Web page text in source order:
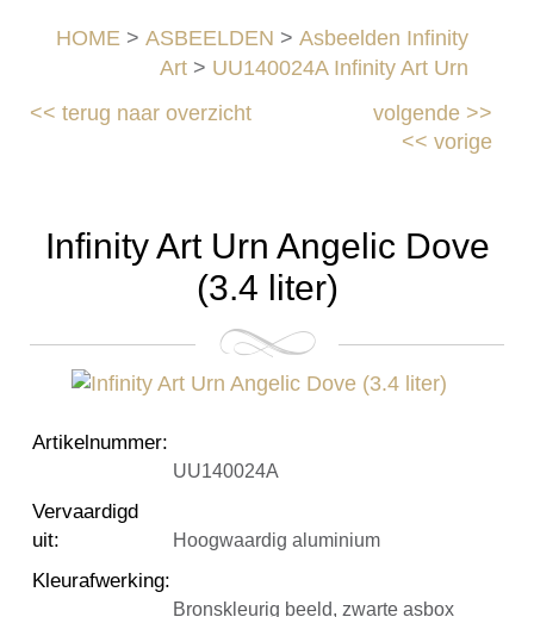
HOME > ASBEELDEN > Asbeelden Infinity
Art> UU140024A Infinity Art Urn
<<terug naar overzicht volgende>>
<< vorige
Infinity Art Urn Angelic Dove
(3.4 liter)
Artikelnummer:
UU140024A
Vervaardigd
uit: Hoogwaardig aluminium
Kleurafwerking:
Bronskleurig beeld, zwarte asbox